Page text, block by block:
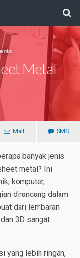
Metal
Mail SMS
banyak jenis
metal? Ini
komputer,
dirancang dalam
dari lembaran
3D sangat
yang lebih ringan,